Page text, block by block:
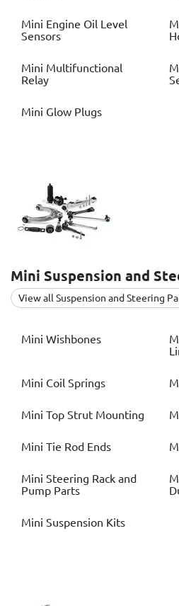
Mini Engine Oil Level
Sensors
Mini Multifunctional
Relay
Mini Glow Plugs
Mini Suspension and
View all Suspension and Steering
Mini Wishbones
Mini Coil Springs
Mini Top Strut Mounting
Mini Tie Rod Ends
Mini Steering Rack and
Pump Parts
Mini Suspension Kits